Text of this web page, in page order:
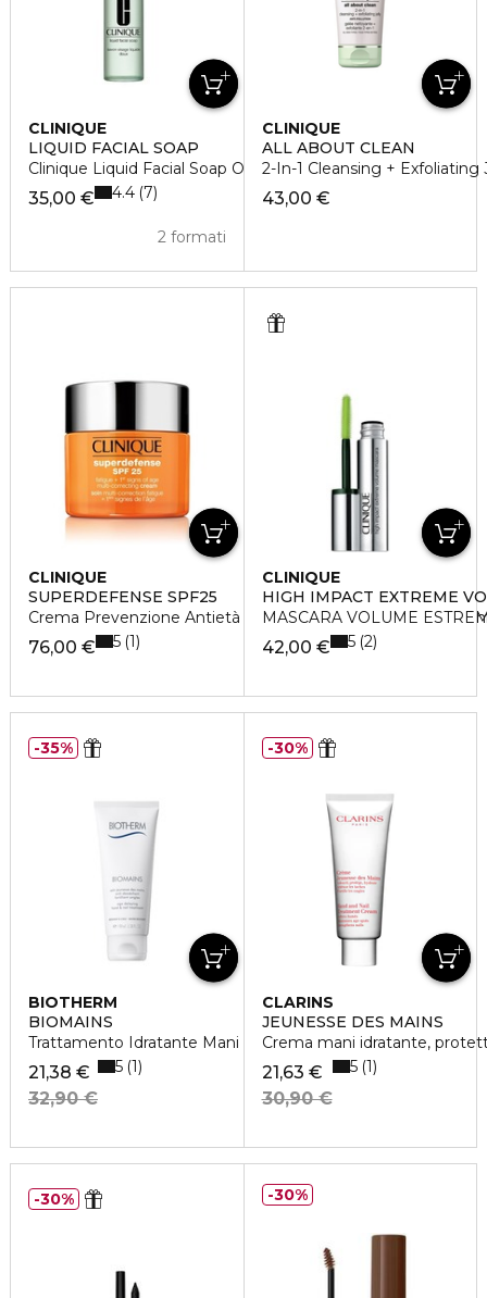
CLINIQUE
LIQUID FACIAL SOAP
Clinique Liquid Facial Soap Oily Skin
35,00 €
2 formati
4.4 7
CLINIQUE
ALL ABOUT CLEAN
2-In-1 Cleansing + Exfoliating
43,00 €
CLINIQUE
SUPERDEFENSE SPF25
Crema Prevenzione Antietà + Anti-Fatica 1/2 da Arida a
76,00 € 5 1
CLINIQUE
HIGH IMPACT EXTREME
MASCARA VOLUME
42,00 € 5 2
BIOTHERM
BIOMAINS
Trattamento Idratante Mani
21,38 €
32,90 €
5 1
35%
CLARINS
JEUNESSE DES MAINS
Crema mani idratante,
21,63 €
30,90 €
5 1
30%
30% 30%